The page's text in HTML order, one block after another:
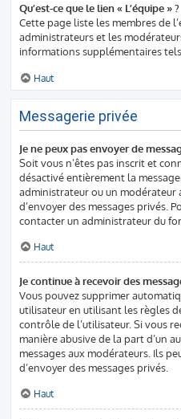
Qu’est-ce que le lien « L’équipe » ?
Cette page liste les membres de
administrateurs et les
informations supplémentaires
Haut
Messagerie privée
Je ne peux pas envoyer de
Soit vous n’êtes pas inscrit et
désactivé entièrement la
administrateur ou un modérateur
d’envoyer des messages privés.
contacter un administrateur du
Haut
Je continue à recevoir des
Vous pouvez supprimer
utilisateur en utilisant les règles
contrôle de l’utilisateur. Si vous
manière abusive de la part d’un
messages aux modérateurs. Ils
d’envoyer des messages privés.
Haut